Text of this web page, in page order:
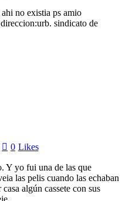
no existia ps amio
sindicato de
0 Likes
Y yo fui una de las que
las pelis cuando las echaban
algún cassete con sus